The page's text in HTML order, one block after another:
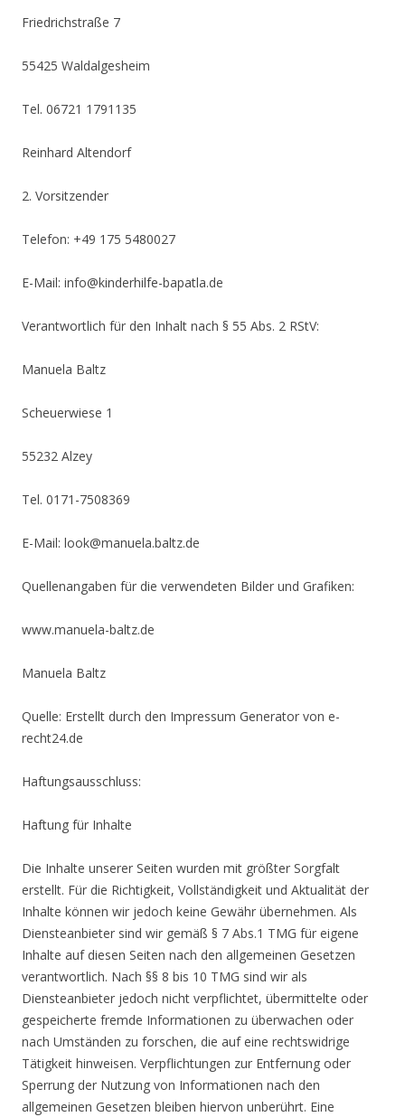
Friedrichstraße 7
55425 Waldalgesheim
Tel. 06721 1791135
Reinhard Altendorf
2. Vorsitzender
Telefon: +49 175 5480027
E-Mail: info@kinderhilfe-bapatla.de
Verantwortlich für den Inhalt nach § 55 Abs. 2 RStV:
Manuela Baltz
Scheuerwiese 1
55232 Alzey
Tel. 0171-7508369
E-Mail: look@manuela.baltz.de
Quellenangaben für die verwendeten Bilder und Grafiken:
www.manuela-baltz.de
Manuela Baltz
Quelle: Erstellt durch den Impressum Generator von e-
recht24.de
Haftungsausschluss:
Haftung für Inhalte
Die Inhalte unserer Seiten wurden mit größter Sorgfalt
erstellt. Für die Richtigkeit, Vollständigkeit und Aktualität der
Inhalte können wir jedoch keine Gewähr übernehmen. Als
Diensteanbieter sind wir gemäß § 7 Abs.1 TMG für eigene
Inhalte auf diesen Seiten nach den allgemeinen Gesetzen
verantwortlich. Nach §§ 8 bis 10 TMG sind wir als
Diensteanbieter jedoch nicht verpflichtet, übermittelte oder
gespeicherte fremde Informationen zu überwachen oder
nach Umständen zu forschen, die auf eine rechtswidrige
Tätigkeit hinweisen. Verpflichtungen zur Entfernung oder
Sperrung der Nutzung von Informationen nach den
allgemeinen Gesetzen bleiben hiervon unberührt. Eine